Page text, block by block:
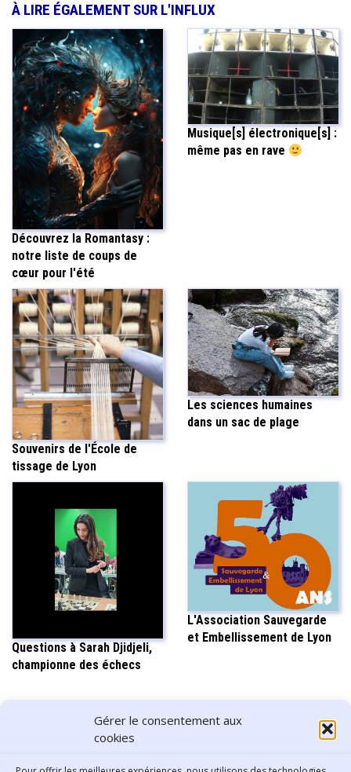
Gérer le consentement aux
cookies
À LIRE ÉGALEMENT SUR L'INFLUX
Découvrez la Romantasy :
notre liste de coups de
cœur pour l'été
Musique[s] électronique[s] :
même pas en rave
Souvenirs de l'École de
tissage de Lyon
Les sciences humaines
dans un sac de plage
Questions à Sarah Djidjeli,
championne des échecs
L'Association Sauvegarde
et Embellissement de Lyon
PARTAGER CET ARTICLE